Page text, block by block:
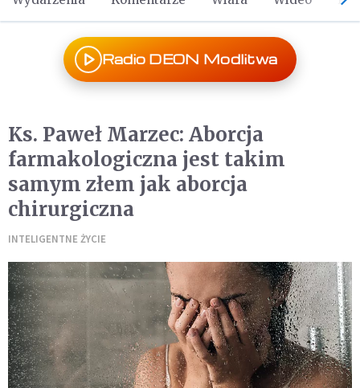
Radio DEON Modlitwa
Ks. Paweł Marzec: Aborcja
farmakologiczna jest takim
samym złem jak aborcja
chirurgiczna
INTELIGENTNE ŻYCIE